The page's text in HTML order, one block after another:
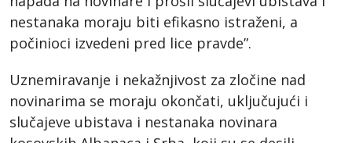
nestanaka moraju biti efikasno istraženi, a
počinioci izvedeni pred lice pravde”.
Uznemiravanje i nekažnjivost za zločine nad
novinarima se moraju okončati, uključujući i
slučajeve ubistava i nestanaka novinara